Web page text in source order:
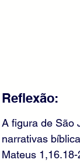
Reflexão:
A figura de São
narrativas
Mateus